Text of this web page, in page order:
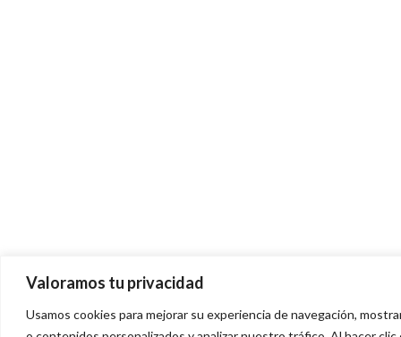
Valoramos tu privacidad
Usamos cookies para mejorar su experiencia de navegación,